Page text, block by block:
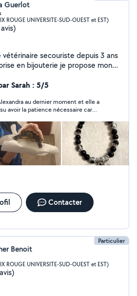
Guerlot
ROUGE UNIVERSITE-SUD-OUEST et EST)
secouriste depuis 3 ans
en bijouterie je propose mon
Sarah : 5/5
au dernier moment et elle a
avoir la patience nécessaire car
au niveau de sa santé et autres ,
Alexandra !
Contacter
Particulier
Benoit
ROUGE UNIVERSITE-SUD-OUEST et EST)